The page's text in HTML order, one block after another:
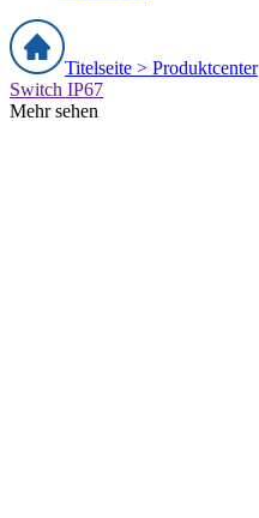
Titelseite > Produktcenter
Switch IP67
Mehr sehen